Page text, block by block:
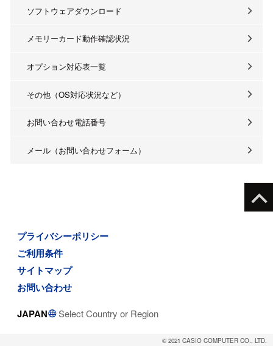
ソフトウェアダウンロード
メモリーカード動作確認状況
オプション対応表一覧
その他（OS対応状況など）
お問い合わせ電話番号
メール（お問い合わせフォーム）
© 2021 CASIO COMPUTER CO., LTD.
プライバシーポリシー
ご利用条件
サイトマップ
お問い合わせ
JAPAN
Select Country or Region